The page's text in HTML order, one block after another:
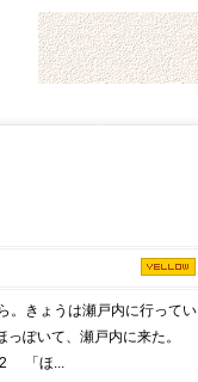
。きょうは瀬戸内に行ってい
ぽいて、瀬戸内に来た。
「ほ...